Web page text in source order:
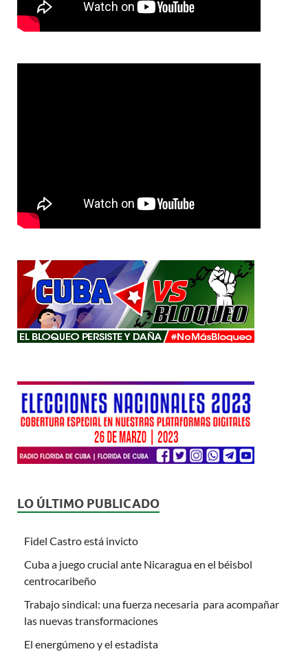
LO ÚLTIMO PUBLICADO
Fidel Castro está invicto
Cuba a juego crucial ante Nicaragua en el béisbol
centrocaribeño
Trabajo sindical: una fuerza necesaria para acompañar
las nuevas transformaciones
El energúmeno y el estadista